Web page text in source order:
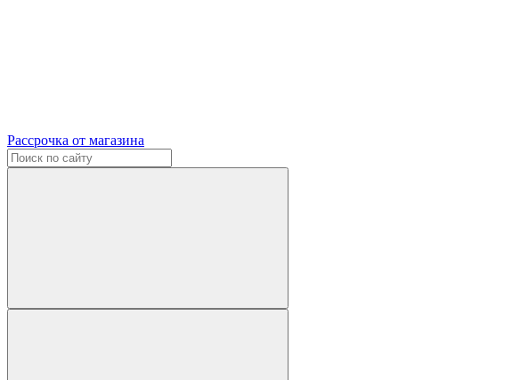
Рассрочка от магазина